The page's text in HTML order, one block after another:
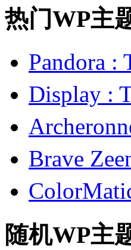
热门WP主
Pandora :
Display :
Brave
随机WP主